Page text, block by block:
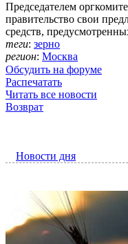
Председателем
правительство свои
средств,
теги: зерно
регион: Москва
Обсудить на форуме
Распечатать
Читать все новости
Возврат
Новости дня